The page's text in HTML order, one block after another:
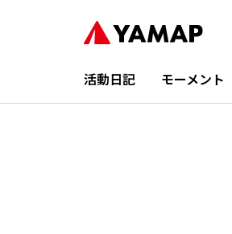
活動日記 モーメント